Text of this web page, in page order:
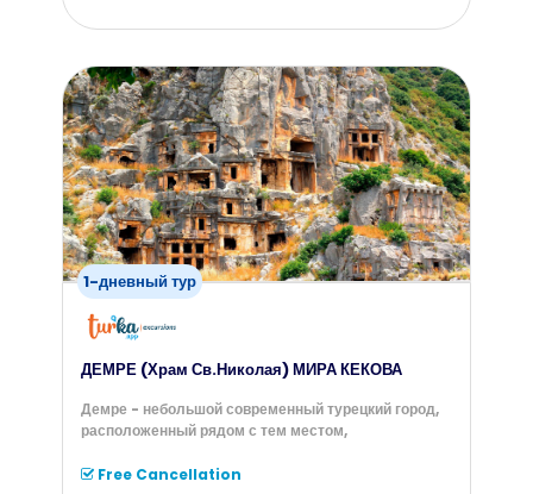
from
$309
1-дневный тур
ДЕМРЕ (Храм Св.Николая) МИРА КЕКОВА
Демре - небольшой современный турецкий город,
расположенный рядом с тем местом,
Free Cancellation